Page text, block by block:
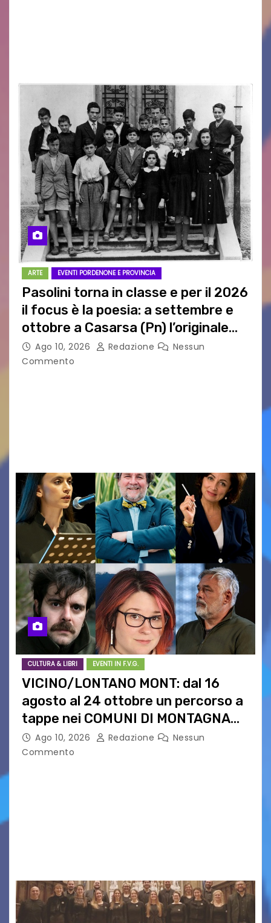
ARTE EVENTI PORDENONE E PROVINCIA
Pasolini torna in classe e per il 2026
il focus è la poesia: a settembre e
ottobre a Casarsa (Pn) l’originale
percorso per docenti delle scuole
medie e superiori
Ago 10, 2026 Redazione
Nessun
Commento
CULTURA & LIBRI EVENTI IN F.V.G.
VICINO/LONTANO MONT: dal 16
agosto al 24 ottobre un percorso a
tappe nei COMUNI DI MONTAGNA
DEL FVG
Ago 10, 2026 Redazione
Nessun
Commento